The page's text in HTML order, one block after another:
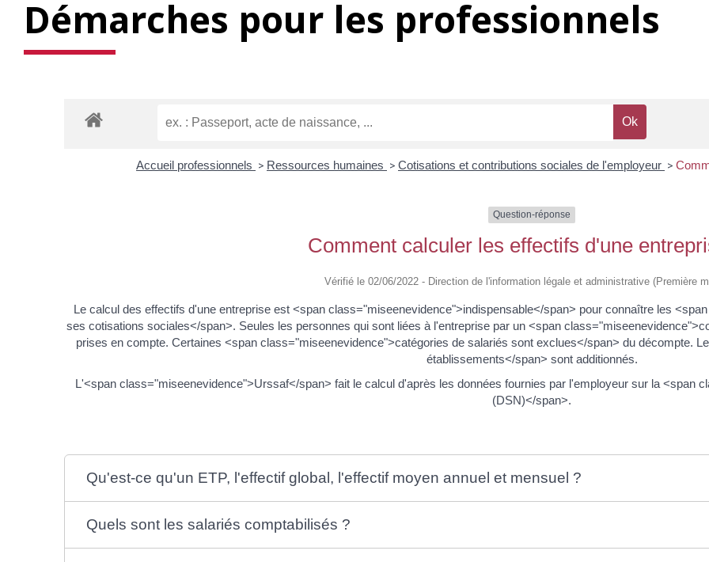
Démarches pour les professionnels
Accueil professionnels > Ressources humaines > Cotisations et contributions sociales de l'employeur >
Question-réponse
Comment calculer les effectifs d'une
Vérifié le 02/06/2022 - Direction de l'information légale et administrative (Première
Le calcul des effectifs d'une entreprise est <span class="miseenevidence">indispensable</span> pour connaître les
ses cotisations sociales</span>. Seules les personnes qui sont liées à l'entreprise par un <span
prises en compte. Certaines <span class="miseenevidence">catégories de salariés sont exclues</span> du décompte.
établissements</span> sont additionnés.
L'<span class="miseenevidence">Urssaf</span> fait le calcul d'après les données fournies par l'employeur sur la <span
(DSN)</span>.
Qu'est-ce qu'un ETP, l'effectif global, l'effectif moyen annuel et mensuel ?
Quels sont les salariés comptabilisés ?